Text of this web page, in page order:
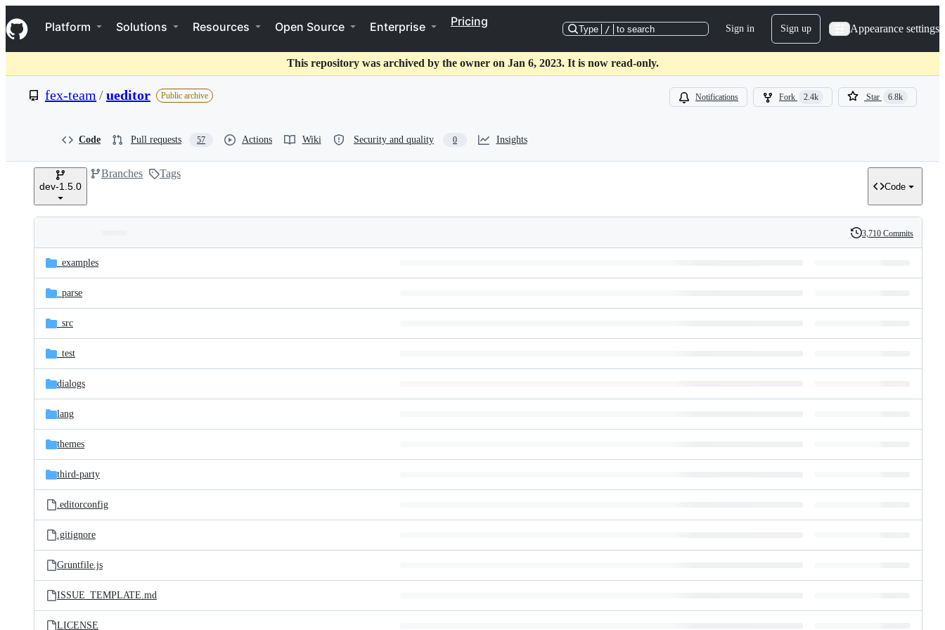
k
i
p
o
t
Navigation Menu
Platform Solutions Resources Open Source Enterprise Pricing
Type / to search Sign in Sign up Appearance settings
This repository was archived by the owner on Jan 6, 2023. It is now read-only.
fex-team /ueditor Public archive Notifications Fork 2.4k Star 6.8k
Code Pull requests 57 Actions Wiki Security and quality 0 Insights
dev-1.5.0
Branches Tags
Code
and
files
Latest
commit
History
3,710 Commits
_examples
_parse
_src
_test
dialogs
lang
themes
third-party
.editorconfig
.gitignore
Gruntfile.js
ISSUE_TEMPLATE.md
LICENSE